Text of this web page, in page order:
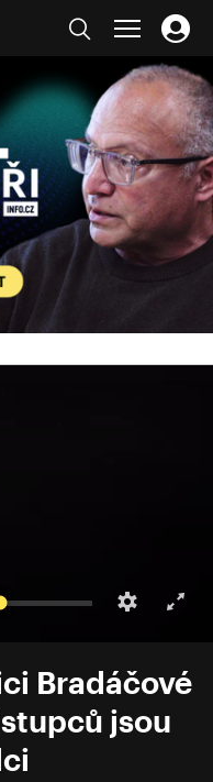
Bradáčové
jsou